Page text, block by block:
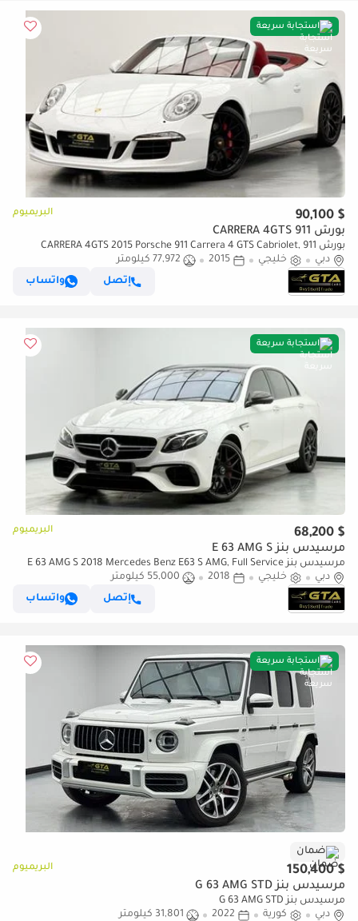
استجابة سريعة
$ 90,100 البريميوم
بورش 911 CARRERA 4GTS
بورش 911 CARRERA 4GTS 2015 Porsche 911 Carrera 4 GTS Cabriolet,
Porsche Full Service History, Excellent Condi
دبي خليجي 2015
77,972 كيلومتر
إتصل
واتساب
استجابة سريعة
$ 68,200 البريميوم
مرسيدس بنز E 63 AMG S
مرسيدس بنز E 63 AMG S 2018 Mercedes Benz E63 S AMG, Full Service
History, Carbon Fiber Package, Excellent Condition, GCC
دبي خليجي 2018
55,000 كيلومتر
إتصل
واتساب
استجابة سريعة
ضمان
$ 150,400 البريميوم
مرسيدس بنز G 63 AMG STD
مرسيدس بنز G 63 AMG STD
دبي
كورية 2022
31,801 كيلومتر